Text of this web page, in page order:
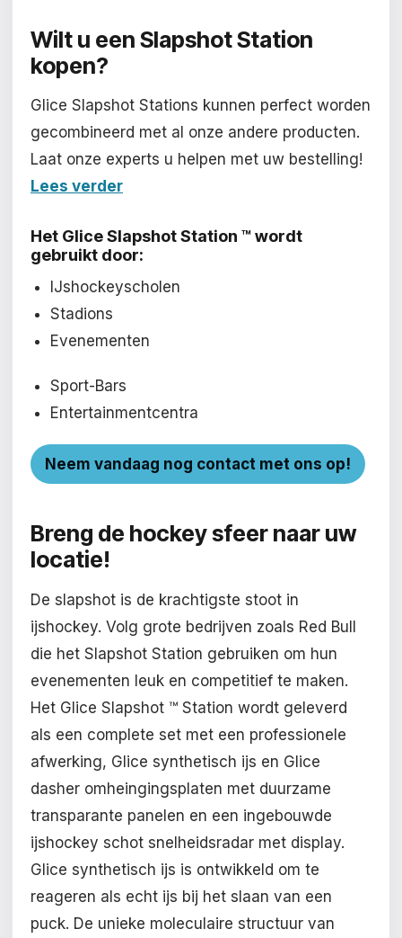
Wilt u een Slapshot Station
kopen?
Glice Slapshot Stations kunnen perfect worden
gecombineerd met al onze andere producten.
Laat onze experts u helpen met uw bestelling!
Lees verder
Het Glice Slapshot Station ™ wordt
gebruikt door:
IJshockeyscholen
Stadions
Evenementen
Sport-Bars
Entertainmentcentra
Neem vandaag nog contact met ons op!
Breng de hockey sfeer naar uw
locatie!
De slapshot is de krachtigste stoot in
ijshockey. Volg grote bedrijven zoals Red Bull
die het Slapshot Station gebruiken om hun
evenementen leuk en competitief te maken.
Het Glice Slapshot ™ Station wordt geleverd
als een complete set met een professionele
afwerking, Glice synthetisch ijs en Glice
dasher omheingingsplaten met duurzame
transparante panelen en een ingebouwde
ijshockey schot snelheidsradar met display.
Glice synthetisch ijs is ontwikkeld om te
reageren als echt ijs bij het slaan van een
puck. De unieke moleculaire structuur van